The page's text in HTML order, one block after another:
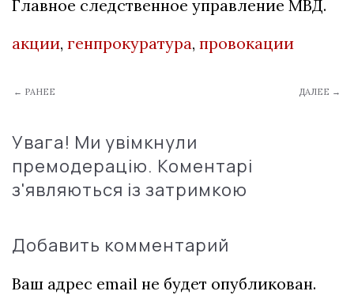
Главное следственное управление МВД.
акции, генпрокуратура, провокации
← РАНЕЕ ДАЛЕЕ →
Увага! Ми увімкнули
премодерацію. Коментарі
з'являються із затримкою
Добавить комментарий
Ваш адрес email не будет опубликован.